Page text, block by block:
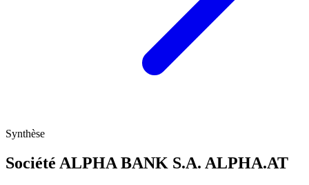
Synthèse
Société ALPHA BANK S.A. ALPHA.AT